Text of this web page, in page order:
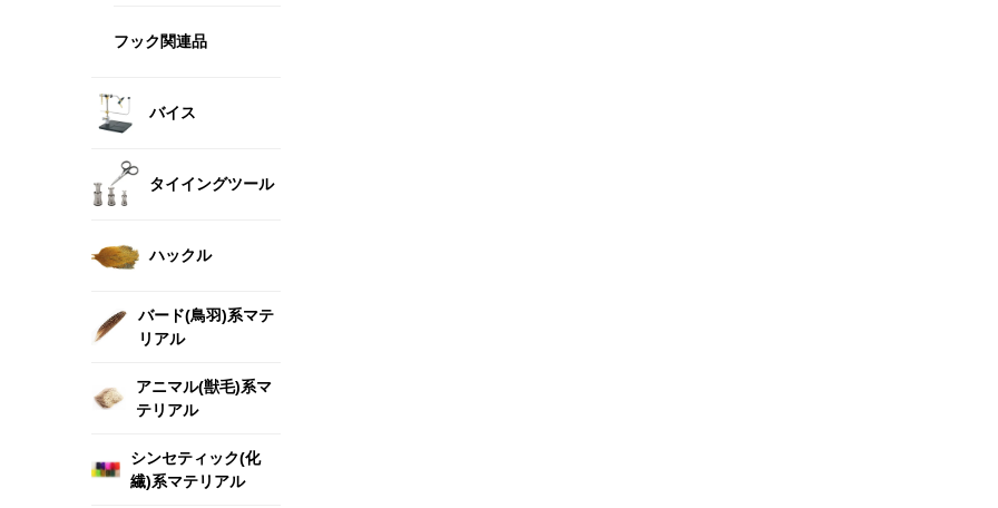
フック関連品
バイス
タイイングツール
ハックル
バード(鳥羽)系マテ
リアル
アニマル(獣毛)系マ
テリアル
シンセティック(化
繊)系マテリアル